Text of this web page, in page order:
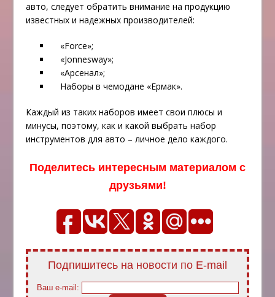
авто, следует обратить внимание на продукцию
известных и надежных производителей:
«Force»;
«Jonnesway»;
«Арсенал»;
Наборы в чемодане «Ермак».
Каждый из таких наборов имеет свои плюсы и
минусы, поэтому, как и какой выбрать набор
инструментов для авто – личное дело каждого.
Поделитесь интересным материалом с
друзьями!
Подпишитесь на новости по E-mail
Ваш e-mail: